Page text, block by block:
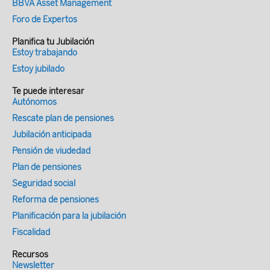
siguientes pasos: 1. Accede a Import@ss
2. Entra en tu área personal 3. Selecciona
un método de identificación (cl@ve, DNIe
o certificado, sms) 4. En el apartado
Trabajo autónomo, pincha en “Ver tus
datos de autónomo” 5. Accede a “Cuota y
cotización” 6. Y selecciona “Modificar” 7.
Tendrás información del momento en que
se hará efectivo el cambio 8. Indica los
rendimientos netos mensuales previstos
9. Podrás ver el tramo de bases de
cotización que te corresponde por el
tu base de cotización 11. Revisa que los
datos son correctos 12. Firma tu solicitud
para confirmar el cambio 13. Podrás
descargar la documentación del trámite si
así lo deseas Más Información en las webs
que se aplicarán en 2023, 2024 y 2025 en
cada tramo. (*) En total 15 tramos: 12 en
la tabla general y 3 en la tabla
reducida.Estos son los tramos y las
nuevas bases de cotización que entran en
Generales del Estado establecerán
tramos) y una tabla reducida (con tres
tramos) de bases decotización divididas
en tramos consecutivos de importes de
rendimientosnetos mensuales. A cada
tramo se le asignará una base de
cotización mínima yuna base de
cotización máxima para cada mes, entre
las que cada autónomo elegirála base de
rendimientos netos y bases de cotización
BBVA Asset Management
Foro de Expertos
Planifica tu Jubilación
Estoy trabajando
Estoy jubilado
Te puede interesar
Autónomos
Rescate plan de pensiones
Jubilación anticipada
Pensión de viudedad
Plan de pensiones
Seguridad social
Reforma de pensiones
Planificación para la jubilación
Fiscalidad
Recursos
Newsletter